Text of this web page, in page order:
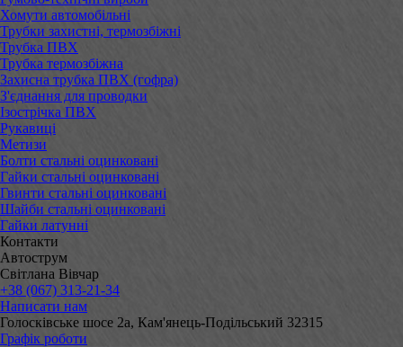
Хомути автомобільні
Трубки захистні, термозбіжні
Трубка ПВХ
Трубка термозбіжна
Захисна трубка ПВХ (гофра)
З'єднання для проводки
Ізострічка ПВХ
Рукавиці
Метизи
Болти стальні оцинковані
Гайки стальні оцинковані
Гвинти стальні оцинковані
Шайби стальні оцинковані
Гайки латунні
Контакти
Автострум
Світлана Вівчар
+38 (067) 313-21-34
Написати нам
Голосківське шосе 2а, Кам'янець-Подільський 32315
Графік роботи